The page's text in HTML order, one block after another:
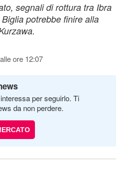
segnali di rottura tra Ibra
potrebbe finire alla
ore 12:07
per seguirlo. Ti
da non perdere.